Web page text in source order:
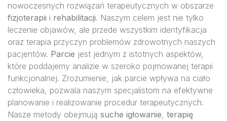
nowoczesnych rozwiązań terapeutycznych w obszarze
fizjoterapii i rehabilitacji. Naszym celem jest nie tylko
leczenie objawów, ale przede wszystkim identyfikacja
oraz terapia przyczyn problemów zdrowotnych naszych
pacjentów. Parcie jest jednym z istotnych aspektów,
które poddajemy analizie w szeroko pojmowanej terapii
funkcjonalnej. Zrozumienie, jak parcie wpływa na ciało
człowieka, pozwala naszym specjalistom na efektywne
planowanie i realizowanie procedur terapeutycznych.
Nasze metody obejmują suche igłowanie, terapię